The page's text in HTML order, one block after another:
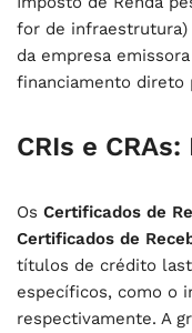
for de infraestrutura)
da empresa
financiamento direto
CRIs e
Os Certificados de
Certificados de
títulos de crédito
específicos, como o
respectivamente. A